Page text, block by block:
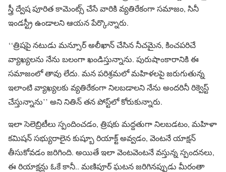
స్త్రీ ద్వేష పూరిత కామెంట్స్ చేసే వారికి వ్యతిరేకంగా సమాజం, సినీ
ఇండస్ట్రీ ఉండాలని ఆయన పేర్కొన్నారు.
‘‘త్రిషపై నటుడు మన్సూర్ అలీఖాన్ చేసిన నీచమైన, కించపరిచే
వ్యాఖ్యలను నేను బలంగా ఖండిస్తున్నాను. పురుషాంకారానికి ఈ
సమాజంలో తావు లేదు. మన పరిశ్రమలో మహిళలపై జరుగుతున్న
ఇలాంటి వ్యాఖ్యలకు వ్యతిరేకంగా నిలబడాలని నేను అందరినీ రిక్వెస్ట్
చేస్తున్నాను’’ అని నితిన్ తన పోస్ట్‌లో కోరుకున్నారు.
ఇలా సెలెబ్రిటీలు స్పందించడం, త్రిషకు మద్దతుగా నిలబడటం, మహిళా
కమిషన్ సభ్యురాలైన కుష్బూ రియాక్ట్ అవ్వడం, వెంటనే యాక్షన్
తీసుకోవడం జరిగింది. అయితే ఇలా వెంటవెంటనే వస్తున్న స్పందనలు,
ఈ రియాక్షన్లు ఓకే కానీ.. మణిపూర్ ఘటన జరిగినప్పుడు మీరంతా